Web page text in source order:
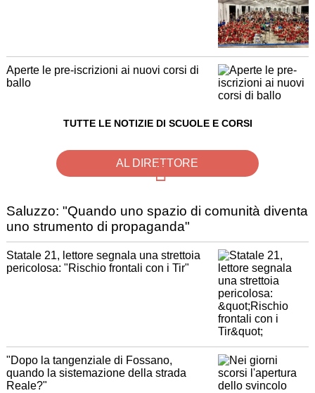
Aperte le pre-iscrizioni ai nuovi corsi di
ballo
TUTTE LE NOTIZIE DI SCUOLE E CORSI
AL DIRETTORE
Saluzzo: "Quando uno spazio di comunità diventa
uno strumento di propaganda"
Statale 21, lettore segnala una strettoia
pericolosa: "Rischio frontali con i Tir"
"Dopo la tangenziale di Fossano,
quando la sistemazione della strada
Reale?"